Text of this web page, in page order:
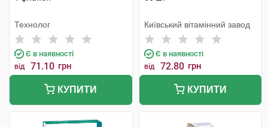
Технолог
Є в наявності
від 71.10 грн
КУПИТИ
Київський вітамінний завод
Є в наявності
від 72.80 грн
КУПИТИ